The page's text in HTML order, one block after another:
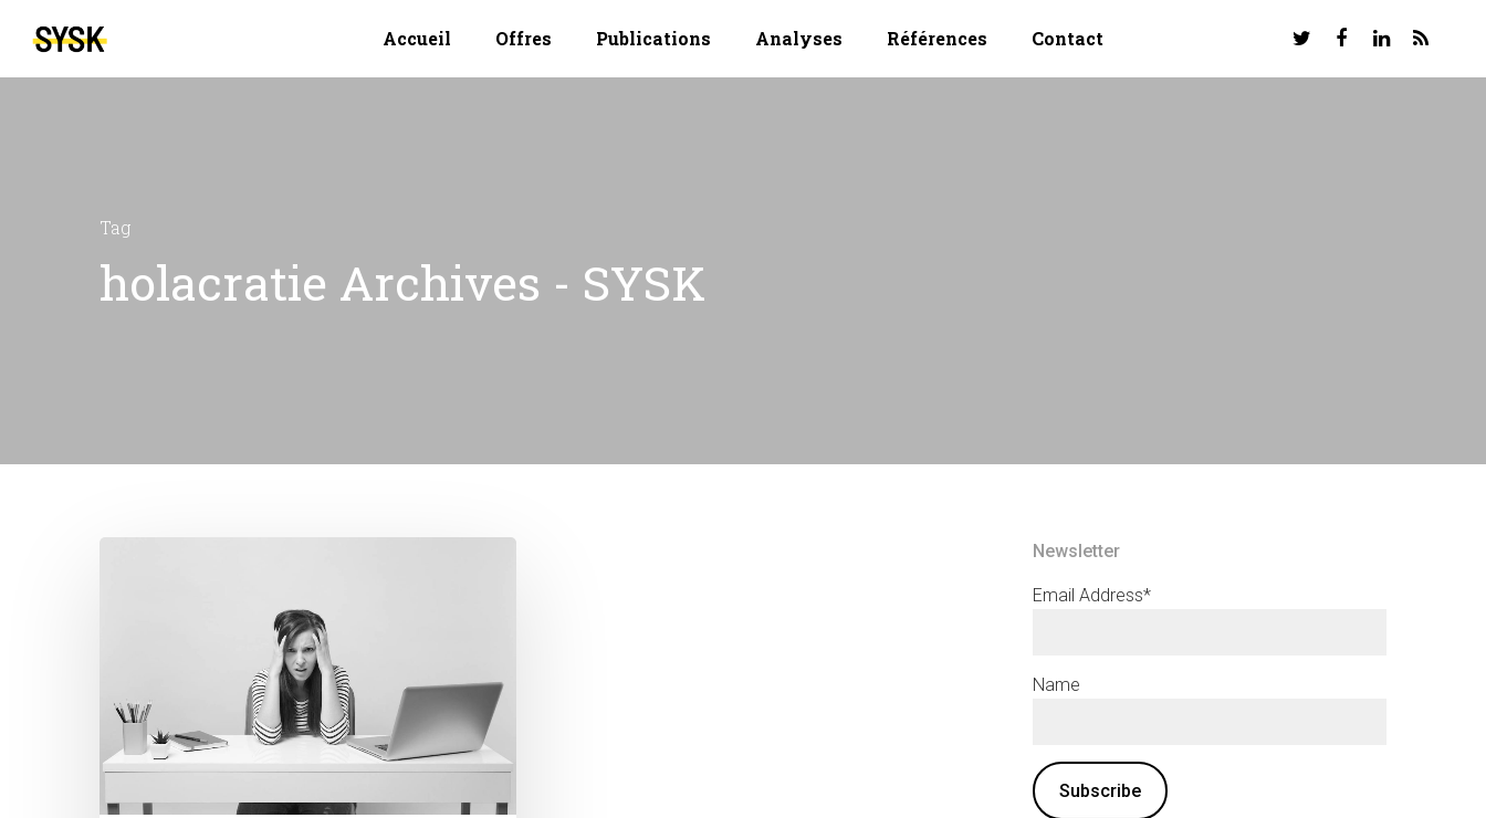
Hit enter to search or ESC to close
Accueil Offres Publications Analyses Références Contact
Tag
holacratie Archives - SYSK
Newsletter
Email Address*
Name